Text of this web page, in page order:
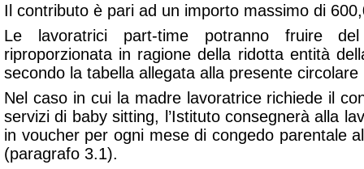
Il contributo è pari ad un importo massimo di
Le lavoratrici part-time potranno fruire
riproporzionata in ragione della ridotta entità
secondo la tabella allegata alla presente circolare
Nel caso in cui la madre lavoratrice richiede il
servizi di baby sitting, l’Istituto consegnerà alla
in voucher per ogni mese di congedo parentale
(paragrafo 3.1).